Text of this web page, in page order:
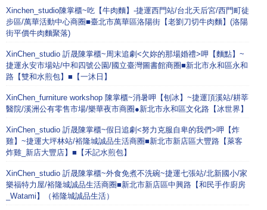
Xinchen_studio陳掌櫃~吃【牛肉麵】-捷運西門站/台北天后宮/西門町徒
步區/萬華活動中心商圈■臺北市萬華區洛陽街【老劉刀切牛肉麵】(洛陽
街平價牛肉麵聚落)
XinChen_studio 訢晟陳掌櫃~周末追劇<欠妳的那場婚禮>呷【麵點】~
捷運永安市場站/中和四號公園/國立臺灣圖書館商圈■新北市永和區永和
路【雙和水煎包】■【一沐日】
XinChen_furniture workshop 陳掌櫃~消暑呷【刨冰】~捷運頂溪站/耕莘
醫院/溪洲公有零售市場/樂華夜市商圈●新北市永和區文化路【冰世界】
XinChen_studio 訢晟陳掌櫃~假日追劇<努力克服自卑的我們>呷【炸
雞】~捷運大坪林站/裕隆城誠品生活商圈■新北市新店區大豐路【萊客
炸雞_新店大豐店】■【禾記水煎包】
XinChen_studio 訢晟陳掌櫃~外食免煮不洗碗~捷運七張站/北新國小/家
樂福特力屋/裕隆城誠品生活商圈■新北市新店區中興路【和民手作廚房
_Watami】（裕隆城誠品生活）